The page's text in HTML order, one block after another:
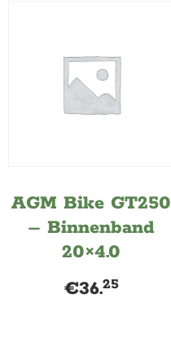
AGM Bike GT250
– Binnenband
20×4.0
€36.25